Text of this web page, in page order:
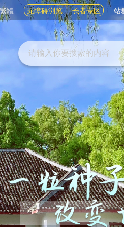
繁體 无障碍浏览 长者专区 站